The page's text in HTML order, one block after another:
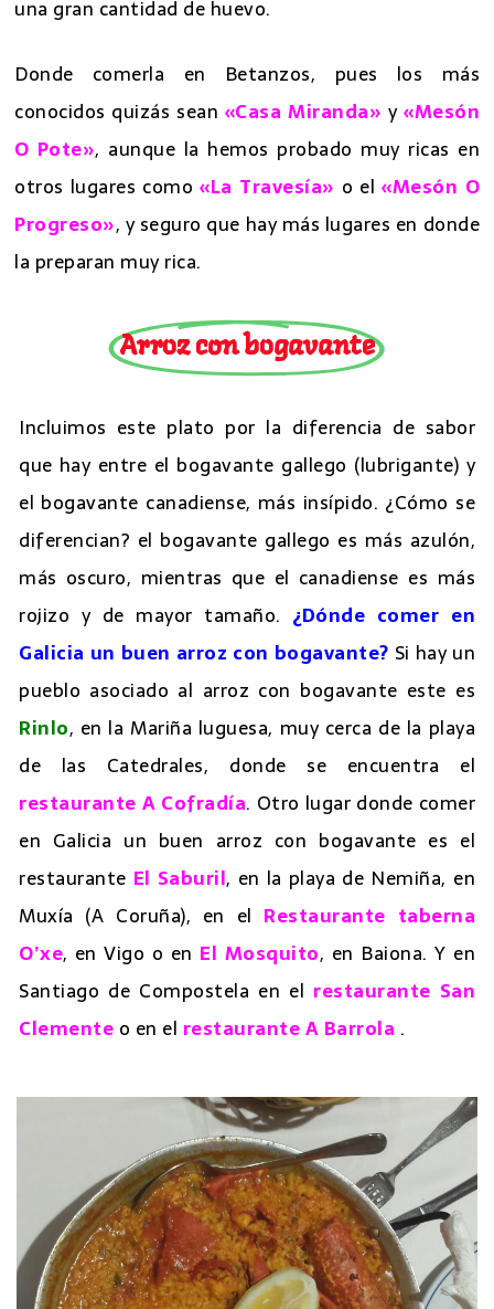
una gran cantidad de huevo.
Donde comerla en Betanzos, pues los más
conocidos quizás sean «Casa Miranda» y«Mesón
O Pote», aunque la hemos probado muy ricas en
otros lugares como«La Travesía» o el«Mesón O
Progreso», y seguro que hay más lugares en donde
la preparan muy rica.
Arroz con bogavante
Incluimos este plato por la diferencia de sabor
que hay entre el bogavante gallego (lubrigante) y
el bogavante canadiense, más insípido. ¿Cómo se
diferencian? el bogavante gallego es más azulón,
más oscuro, mientras que el canadiense es más
rojizo y de mayor tamaño. ¿Dónde comer en
Galicia un buen arroz con bogavante? Si hay un
pueblo asociado al arroz con bogavante este es
Rinlo, en la Mariña luguesa, muy cerca de la playa
de las Catedrales, donde se encuentra el
restaurante A Cofradía. Otro lugar donde comer
en Galicia un buen arroz con bogavante es el
restaurante El Saburil, en la playa de Nemiña, en
Muxía (A Coruña), en el Restaurante taberna
O’xe, en Vigo o en El Mosquito, en Baiona. Y en
Santiago de Compostela en el restaurante San
Clemente o en el restaurante A Barrola .